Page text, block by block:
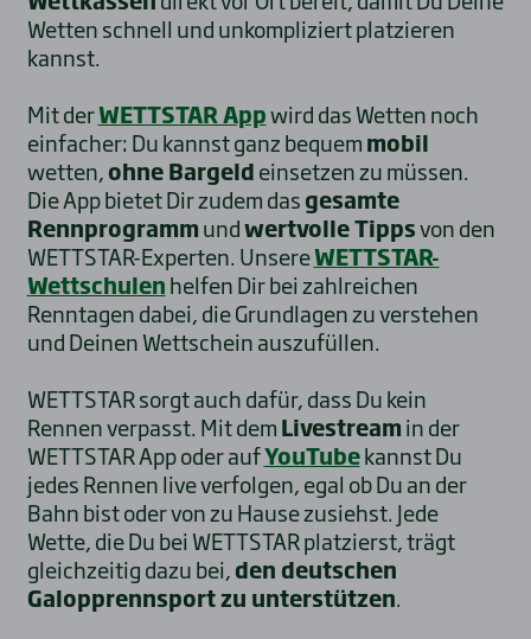
Wetten schnell und unkompliziert platzieren
kannst.
Mit derWETTSTAR Appwird das Wetten noch
einfacher: Du kannst ganz bequemmobil
wetten,ohne Bargeldeinsetzen zu müssen.
Die App bietet Dir zudem dasgesamte
Rennprogrammundwertvolle Tippsvon den
WETTSTAR-Experten. UnsereWETTSTAR-
Wettschulenhelfen Dir bei zahlreichen
Renntagen dabei, die Grundlagen zu verstehen
und Deinen Wettschein auszufüllen.
WETTSTAR sorgt auch dafür, dass Du kein
Rennen verpasst. Mit demLivestreamin der
WETTSTAR App oder aufYouTubekannst Du
jedes Rennen live verfolgen, egal ob Du an der
Bahn bist oder von zu Hause zusiehst. Jede
Wette, die Du bei WETTSTAR platzierst, trägt
gleichzeitig dazu bei,den deutschen
Galopprennsport zu unterstützen.